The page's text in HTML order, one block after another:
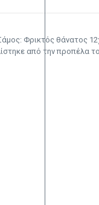
Φρικτός θάνατος
από την προπέλα